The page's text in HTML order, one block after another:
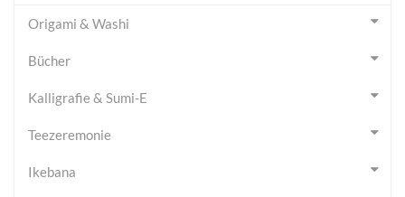
Origami & Washi
Bücher
Kalligrafie & Sumi-E
Teezeremonie
Ikebana